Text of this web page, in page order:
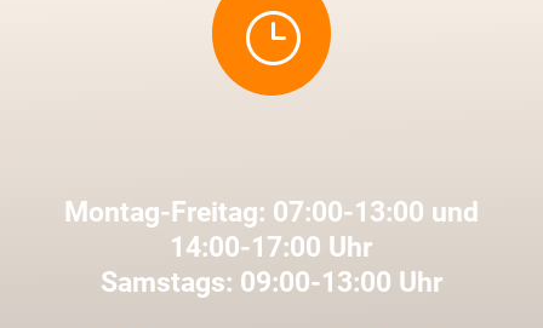
}
Montag-Freitag: 07:00-13:00 und
14:00-17:00 Uhr
Samstags: 09:00-13:00 Uhr